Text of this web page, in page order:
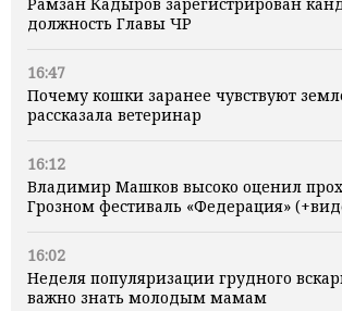
Рамзан Кадыров зарегистрирован
должность Главы ЧР
16:47
Почему кошки заранее чувствуют
рассказала ветеринар
16:12
Владимир Машков высоко оценил
Грозном фестиваль «Федерация»
16:02
Неделя популяризации грудного
важно знать молодым мамам